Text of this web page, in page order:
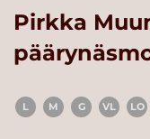
Pirkka
L M G VL LO